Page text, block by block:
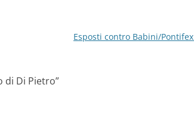
Esposti contro Babini/Pontifex
di Di Pietro”